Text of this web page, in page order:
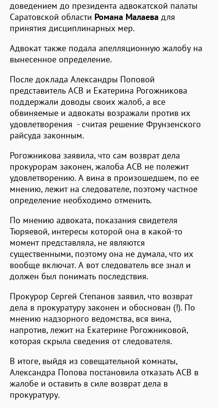
доведением до президента адвокатской палаты
Саратовской области Романа Малаева для
принятия дисциплинарных мер.
Адвокат также подала апелляционную жалобу на
вынесенное определение.
После доклада Александры Поповой
представитель АСВ и Екатерина Рогожникова
поддержали доводы своих жалоб, а все
обвиняемые и адвокаты возражали против их
удовлетворения - считая решение Фрунзенского
райсуда законным.
Рогожникова заявила, что сам возврат дела
прокурорам законен, жалоба АСВ не полежит
удовлетворению. А вина в произошедшем, по ее
мнению, лежит на следователе, поэтому частное
определение необходимо отменить.
По мнению адвоката, показания свидетеля
Тюряевой, интересы которой она в какой-то
момент представляла, не являются
существенными, поэтому она не думала, что их
вообще включат. А вот следователь все знал и
должен был понимать последствия.
Прокурор Сергей Степанов заявил, что возврат
дела в прокуратуру законен и обоснован (!). По
мнению надзорного ведомства, вся вина,
напротив, лежит на Екатерине Рогожниковой,
которая скрыла сведения от следователя.
В итоге, выйдя из совещательной комнаты,
Александра Попова постановила отказать АСВ в
жалобе и оставить в силе возврат дела в
прокуратуру.